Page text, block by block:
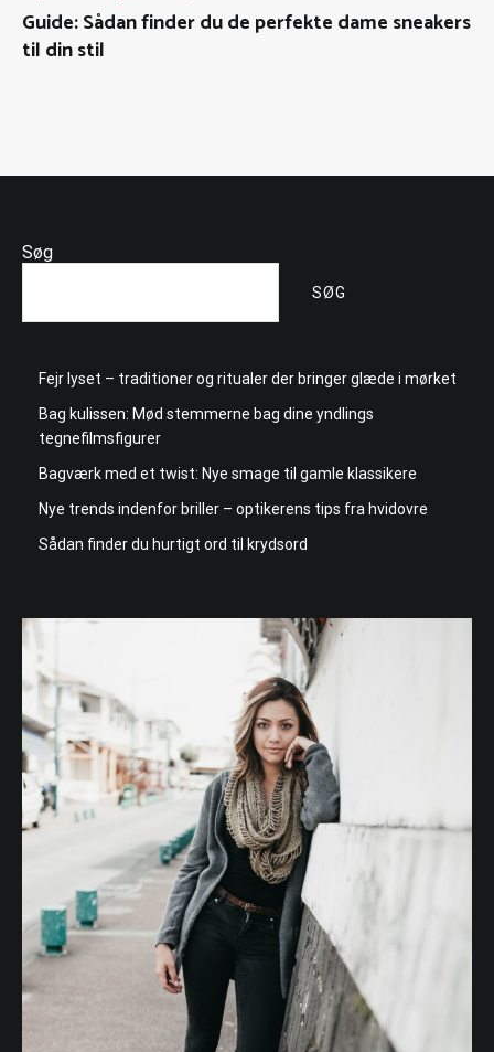
Guide: Sådan finder du de perfekte dame sneakers
til din stil
Søg
SØG
Fejr lyset – traditioner og ritualer der bringer glæde i mørket
Bag kulissen: Mød stemmerne bag dine yndlings
tegnefilmsfigurer
Bagværk med et twist: Nye smage til gamle klassikere
Nye trends indenfor briller – optikerens tips fra hvidovre
Sådan finder du hurtigt ord til krydsord